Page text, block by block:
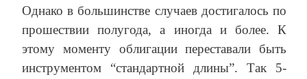
Однако в большинстве случаев достигалось по
прошествии полугода, а иногда и более. К
этому моменту облигации переставали быть
инструментом “стандартной длины”. Так 5-